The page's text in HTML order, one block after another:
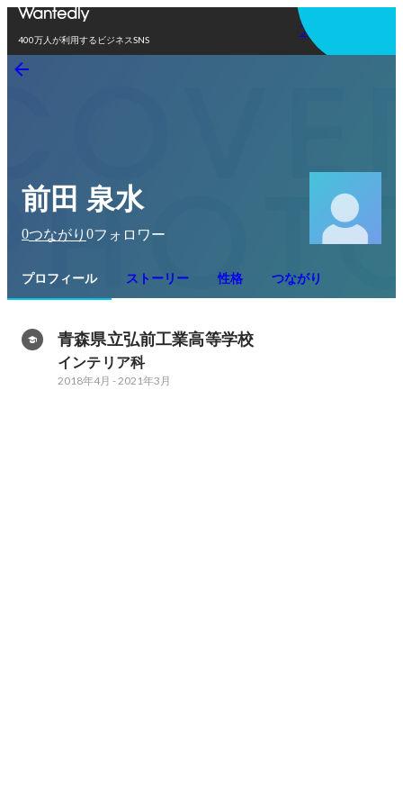
400万人が利用するビジネスSNS
アプリを使う
前田 泉水
0つながり 0フォロワー
プロフィール ストーリー 性格 つながり
青森県立弘前工業高等学校
インテリア科
2018年4月 -2021年3月